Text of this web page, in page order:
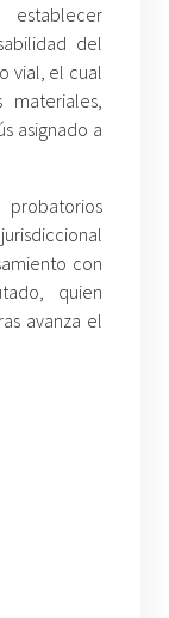
establecer
del
vial, el cual
asignado a
con
quien
avanza el